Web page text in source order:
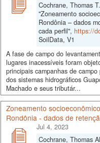
Cochrane, Thomas
"Zoneamento
Rondônia – dados
cada perfil", https://
SoilData, V1
A fase de campo do
lugares inacessíveis foram
principais campanhas de
dos sistemas hidrográficos
Machado e seus tributár...
Zoneamento
Rondônia - dados de
Jul 4, 2023
Cochrane, Thomas